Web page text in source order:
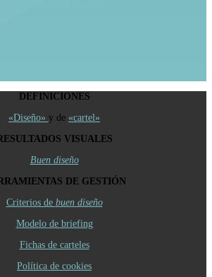
DEFINICIONES
«Diseño» y de «cartel»
RESULTADOS VISUALES
Buen diseño
DE GESTIÓN
Criterios de buen diseño
Modelo de briefing
Fichas de carteles
Política de cookies